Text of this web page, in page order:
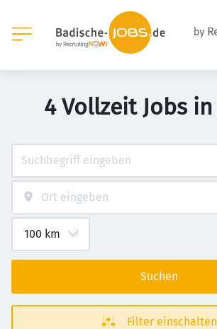
4 Vollzeit Jobs
Suchen
Filter einschalten